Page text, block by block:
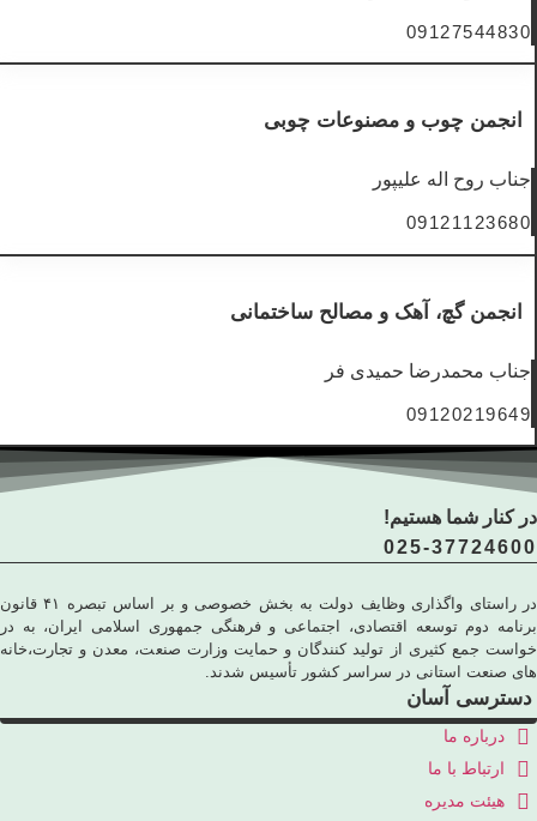
09127544830
انجمن چوب و مصنوعات چوبی
جناب روح اله علیپور
09121123680
انجمن گچ، آهک و مصالح ساختمانی
جناب محمدرضا حمیدی فر
09120219649
در کنار شما هستیم!
025-37724600
در راستای واگذاری وظایف دولت به بخش خصوصی و بر اساس تبصره ۴۱ قانون
برنامه دوم توسعه اقتصادی، اجتماعی و فرهنگی جمهوری اسلامی ایران، به در
خواست جمع کثیری از تولید کنندگان و حمایت وزارت صنعت، معدن و تجارت،خانه
های صنعت استانی در سراسر کشور تأسیس شدند.
دسترسی آسان
درباره ما
ارتباط با ما
هیئت مدیره